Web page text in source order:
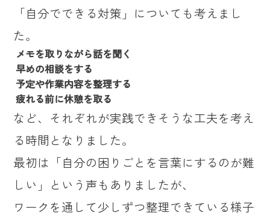
「自分でできる対策」についても考えまし
た。
メモを取りながら話を聞く
早めの相談をする
予定や作業内容を整理する
疲れる前に休憩を取る
など、それぞれが実践できそうな工夫を考え
る時間となりました。
最初は「自分の困りごとを言葉にするのが難
しい」という声もありましたが、
ワークを通して少しずつ整理できている様子